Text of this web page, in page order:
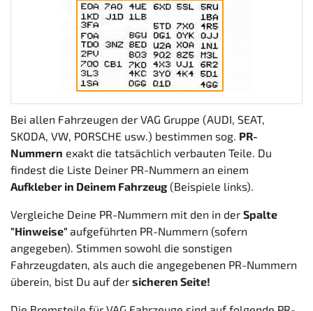
Bei allen Fahrzeugen der VAG Gruppe (AUDI, SEAT,
SKODA, VW, PORSCHE usw.) bestimmen sog. PR-
Nummern exakt die tatsächlich verbauten Teile. Du
findest die Liste Deiner PR-Nummern an einem
Aufkleber in Deinem Fahrzeug (Beispiele links).
Vergleiche Deine PR-Nummern mit den in der Spalte
"Hinweise"aufgeführten PR-Nummern (sofern
angegeben). Stimmen sowohl die sonstigen
Fahrzeugdaten, als auch die angegebenen PR-Nummern
überein, bist Du auf der sicheren Seite!